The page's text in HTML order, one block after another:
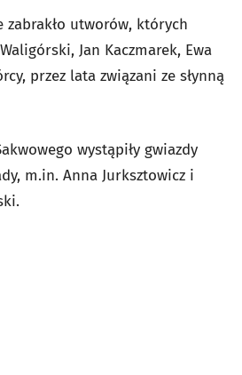
zabrakło utworów, których
Jan Kaczmarek, Ewa
przez lata związani ze słynną
wystąpiły gwiazdy
m.in. Anna Jurksztowicz i